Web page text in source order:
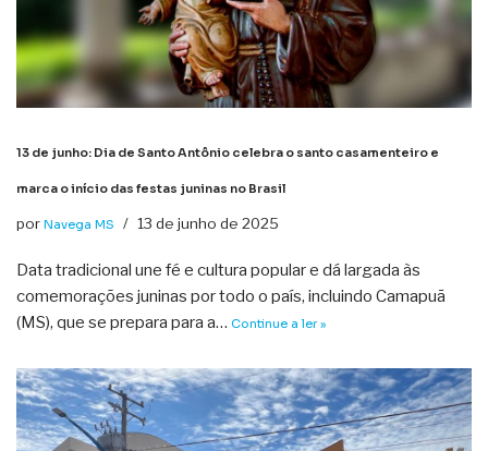
13 de junho: Dia de Santo Antônio celebra o santo casamenteiro e
marca o início das festas juninas no Brasil
por Navega MS 13 de junho de 2025
Data tradicional une fé e cultura popular e dá largada às
comemorações juninas por todo o país, incluindo Camapuã
(MS), que se prepara para a… Continue a ler »